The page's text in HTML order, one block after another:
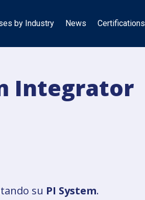
by Industry News Certifications
Integrator
su PI System.